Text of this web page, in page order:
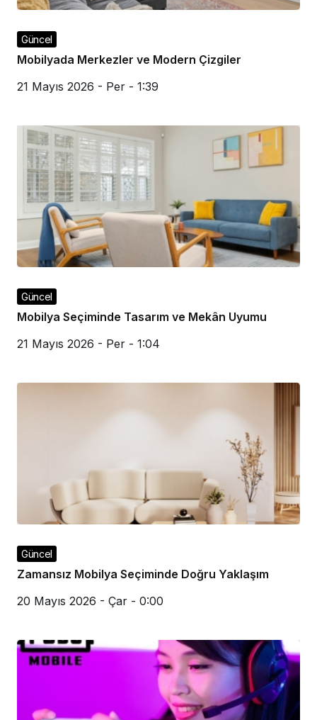
Güncel
Mobilyada Merkezler ve Modern Çizgiler
21 Mayıs 2026 - Per - 1:39
Güncel
Mobilya Seçiminde Tasarım ve Mekân Uyumu
21 Mayıs 2026 - Per - 1:04
Güncel
Zamansız Mobilya Seçiminde Doğru Yaklaşım
20 Mayıs 2026 - Çar - 0:00